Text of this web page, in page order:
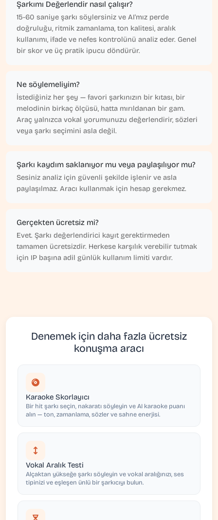
Şarkımı Değerlendir nasıl çalışır?
15-60 saniye şarkı söylersiniz ve AI'mız perde
doğruluğu, ritmik zamanlama, ton kalitesi, aralık
kullanımı, ifade ve nefes kontrolünü analiz eder. Genel
bir skor ve üç pratik ipucu döndürür.
Ne söylemeliyim?
İstediğiniz her şey — favori şarkınızın bir kıtası, bir
melodinin birkaç ölçüsü, hatta mırıldanan bir gam.
Araç yalnızca vokal yorumunuzu değerlendirir, sözleri
veya şarkı seçimini asla değil.
Şarkı kaydım saklanıyor mu veya paylaşılıyor mu?
Sesiniz analiz için güvenli şekilde işlenir ve asla
paylaşılmaz. Aracı kullanmak için hesap gerekmez.
Gerçekten ücretsiz mi?
Evet. Şarkı değerlendirici kayıt gerektirmeden
tamamen ücretsizdir. Herkese karşılık verebilir tutmak
için IP başına adil günlük kullanım limiti vardır.
Denemek için daha fazla ücretsiz
konuşma aracı
Karaoke Skorlayıcı
Bir hit şarkı seçin, nakaratı söyleyin ve AI karaoke puanı
alın — ton, zamanlama, sözler ve sahne enerjisi.
Vokal Aralık Testi
Alçaktan yükseğe şarkı söyleyin ve vokal aralığınızı, ses
tipinizi ve eşleşen ünlü bir şarkıcıyı bulun.